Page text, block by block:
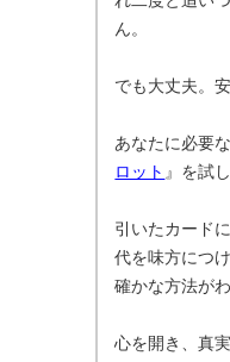
ん。
でも大丈夫。
あなたに必要
ロット 』を試
引いたカード
代を味方につ
確かな方法が
心を開き、真